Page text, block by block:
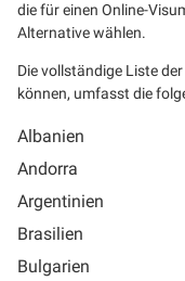
die für einen Online-
Alternative wählen.
Die vollständige Liste
können, umfasst die
Albanien
Andorra
Argentinien
Brasilien
Bulgarien